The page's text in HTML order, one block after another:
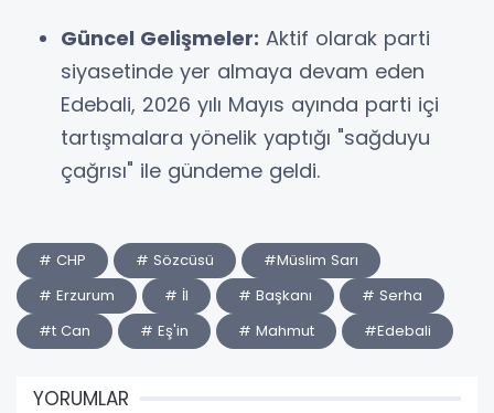
Güncel Gelişmeler: Aktif olarak parti
siyasetinde yer almaya devam eden
Edebali, 2026 yılı Mayıs ayında parti içi
tartışmalara yönelik yaptığı "sağduyu
çağrısı" ile gündeme geldi.
# CHP # Sözcüsü
#Müslim Sarı
# Erzurum
# İl # Başkanı
# Serha
#t Can
# Eş'in # Mahmut #Edebali
YORUMLAR